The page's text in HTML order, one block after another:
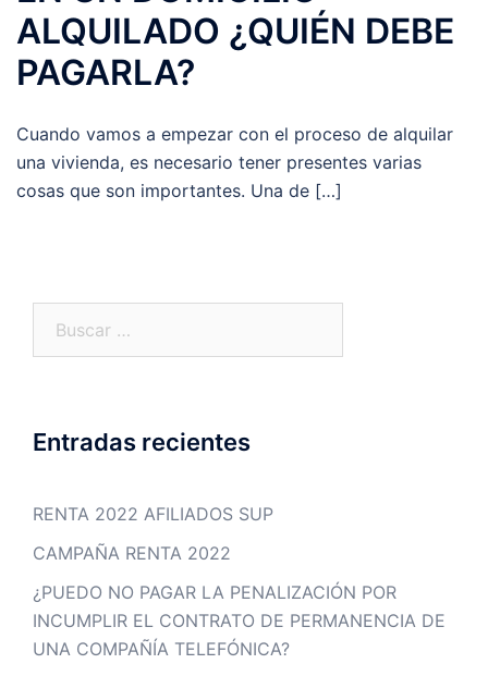
ALQUILADO ¿QUIÉN DEBE
PAGARLA?
Cuando vamos a empezar con el proceso de alquilar
una vivienda, es necesario tener presentes varias
cosas que son importantes. Una de […]
Entradas recientes
RENTA 2022 AFILIADOS SUP
CAMPAÑA RENTA 2022
¿PUEDO NO PAGAR LA PENALIZACIÓN POR
INCUMPLIR EL CONTRATO DE PERMANENCIA DE
UNA COMPAÑÍA TELEFÓNICA?